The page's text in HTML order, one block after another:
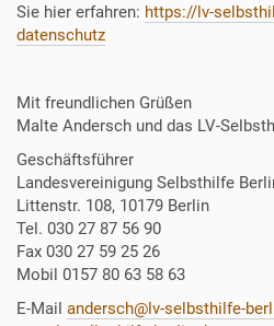
r
u
-
p
r
o
j
e
k
t
z
Sie hier erfahren: https://lv-
datenschutz
Mit freundlichen Grüßen
Malte Andersch und das LV-
Geschäftsführer
Landesvereinigung Selbsthilfe
Littenstr. 108, 10179 Berlin
Tel. 030 27 87 56 90
Fax 030 27 59 25 26
Mobil 0157 80 63 58 63
E-Mail andersch@lv-selbsthilfe-